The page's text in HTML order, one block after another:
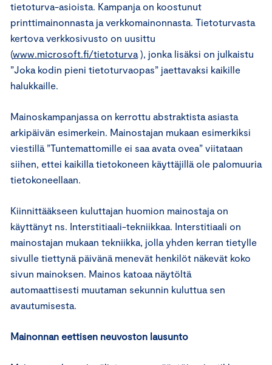
tietoturva-asioista. Kampanja on koostunut
printtimainonnasta ja verkkomainonnasta. Tietoturvasta
kertova verkkosivusto on uusittu
(www.microsoft.fi/tietoturva ), jonka lisäksi on julkaistu
”Joka kodin pieni tietoturvaopas” jaettavaksi kaikille
halukkaille.
Mainoskampanjassa on kerrottu abstraktista asiasta
arkipäivän esimerkein. Mainostajan mukaan esimerkiksi
viestillä ”Tuntemattomille ei saa avata ovea” viitataan
siihen, ettei kaikilla tietokoneen käyttäjillä ole palomuuria
tietokoneellaan.
Kiinnittääkseen kuluttajan huomion mainostaja on
käyttänyt ns. Interstitiaali-tekniikkaa. Interstitiaali on
mainostajan mukaan tekniikka, jolla yhden kerran tietylle
sivulle tiettynä päivänä menevät henkilöt näkevät koko
sivun mainoksen. Mainos katoaa näytöltä
automaattisesti muutaman sekunnin kuluttua sen
avautumisesta.
Mainonnan eettisen neuvoston lausunto